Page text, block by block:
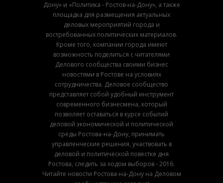
Дону» и «Политика - Ростов-на-Дону», а также
площадка для размещения актуальных
деловых мероприятий города и
востребованных политических материалов.
Кроме того, компании города имеют
возможность поделиться с читателями
Делового сообщества своими бизнес
новостями в Ростове на условиях
сотрудничества. Деловое сообщество
представляет собой удобный инструмент
современного бизнесмена, который
позволяет оставаться в курсе событий
деловой экономической и политической
среды Ростова-на-Дону, принимать
управленческие решения, участвовать в
деловой и политической повестке дня
Ростова, следить за ходом выборов - 2016.
Читайте новости Ростова-на-Дону на Деловом